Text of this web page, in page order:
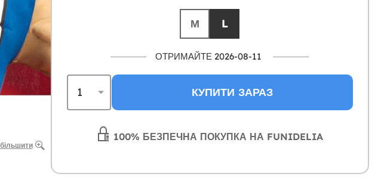
М L
ОТРИМАЙТЕ 2026-08-11
КУПИТИ ЗАРАЗ
100% БЕЗПЕЧНА ПОКУПКА НА FUNIDELIA